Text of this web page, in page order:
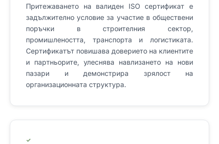
Притежаването на валиден ISO сертификат е
задължително условие за участие в обществени
поръчки в строителния сектор,
промишлеността, транспорта и логистиката.
Сертификатът повишава доверието на клиентите
и партньорите, улеснява навлизането на нови
пазари и демонстрира зрялост на
организационната структура.
✓